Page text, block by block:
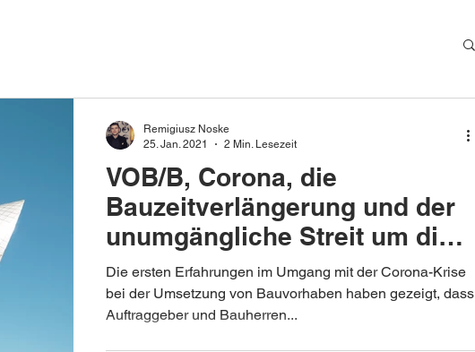
VOB/B, Corona, die
Bauzeitverlängerung und der
unumgängliche Streit um die
Mehrvergütung
Die ersten Erfahrungen im Umgang mit der Corona-Krise
bei der Umsetzung von Bauvorhaben haben gezeigt, dass
Auftraggeber und Bauherren...
Remigiusz Noske
25. Jan. 2021
2 Min. Lesezeit